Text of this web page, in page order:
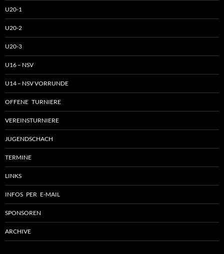
U20-1
U20-2
U20-3
U16 – NSV
U14 – NSV VORRUNDE
OFFENE TURNIERE
VEREINSTURNIERE
JUGENDSCHACH
TERMINE
LINKS
INFOS PER E-MAIL
SPONSOREN
ARCHIVE